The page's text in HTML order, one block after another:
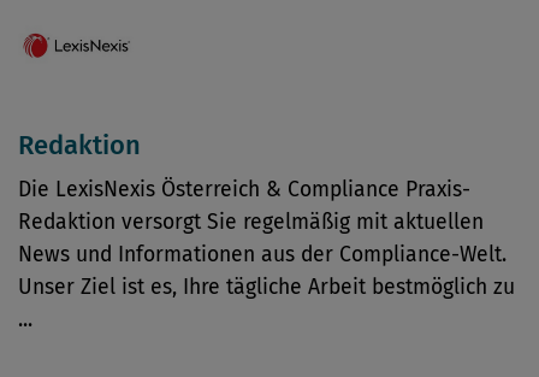
Redaktion
Die LexisNexis Österreich & Compliance Praxis-
Redaktion versorgt Sie regelmäßig mit aktuellen
News und Informationen aus der Compliance-Welt.
Unser Ziel ist es, Ihre tägliche Arbeit bestmöglich zu
...